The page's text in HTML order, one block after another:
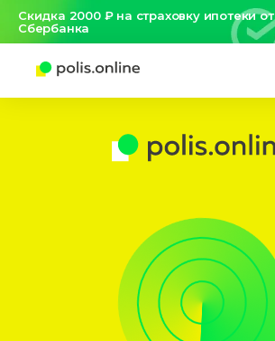
Скидка 2000 ₽ на страховку ипотеки от
Сбербанка